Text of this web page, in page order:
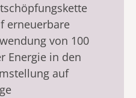
erneuerbare
von 100
Energie in den
auf